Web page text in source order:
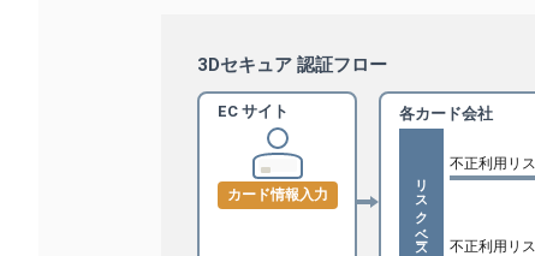
3Dセキュア 認証フロー
EC サイト
カード情報入力
各カード会社
リスクベース認証
不正利用リ
不正利用リ